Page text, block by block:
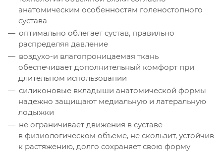
анатомическим особенностям голеностопного
сустава
оптимально облегает сустав, правильно
распределяя давление
воздухо-и влагопроницаемая ткань
обеспечивает дополнительный комфорт при
длительном использовании
силиконовые вкладыши анатомической формы
надежно защищают медиальную и латеральную
лодыжки
не ограничивает движения в суставе
в физиологическом объеме, не скользит, устойчив
к растяжению, долго сохраняет свою форму